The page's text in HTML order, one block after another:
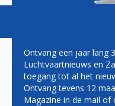
RIEMEN
Ontvang een jaar lang
Luchtvaartnieuws en
toegang tot al het
Ontvang tevens 12
Magazine in de mail of